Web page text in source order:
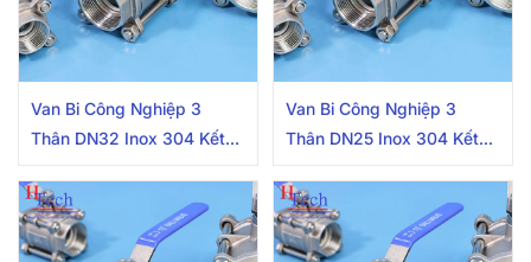
Van Bi Công Nghiệp 3
Thân DN32 Inox 304 Kết
Van Bi Công Nghiệp 3
Thân DN25 Inox 304 Kết